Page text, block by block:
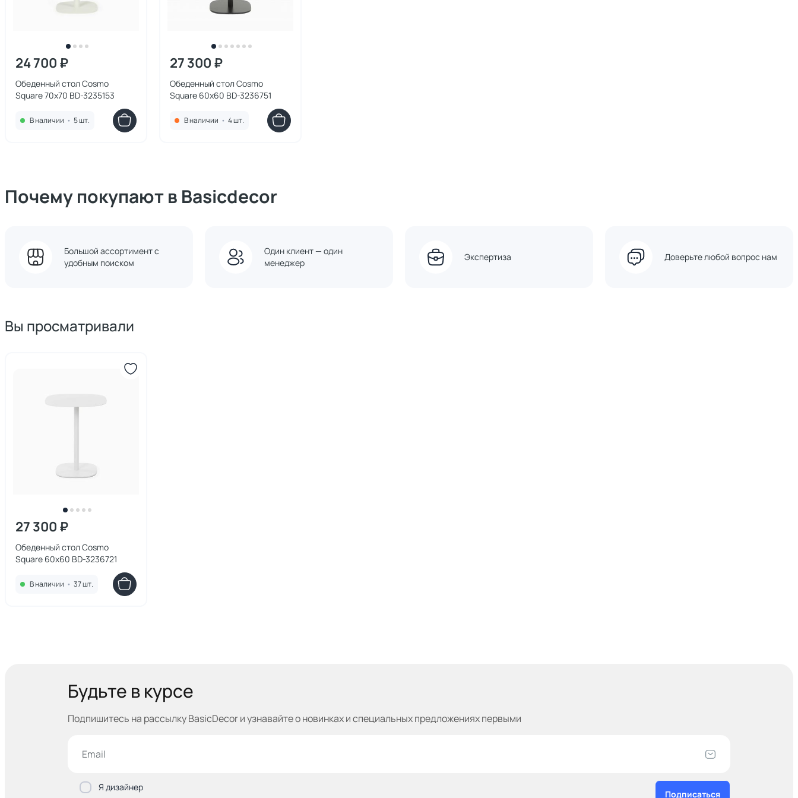
24 700 ₽
Обеденный стол Cosmo
Square 70х70 BD-3235153
В наличии • 5 шт.
27 300 ₽
Обеденный стол Cosmo
Square 60х60 BD-3236751
В наличии • 4 шт.
Почему покупают в Basicdecor
Большой ассортимент с
удобным поиском
Один клиент — один
менеджер
Экспертиза Доверьте любой вопрос нам
Вы просматривали
27 300 ₽
Обеденный стол Cosmo
Square 60х60 BD-3236721
В наличии • 37 шт.
Будьте в курсе
Подпишитесь на рассылку BasicDecor и узнавайтео новинках и специальных предложениях первыми
Я дизайнер
Подписаться